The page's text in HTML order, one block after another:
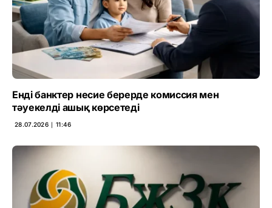
Енді банктер несие берерде комиссия мен
тәуекелді ашық көрсетеді
28.07.2026 ∣ 11:46